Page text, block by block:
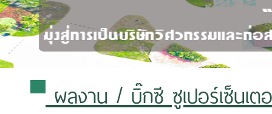
ผลงาน/ บิ๊กซี ซูเปอร์เซ็นเ